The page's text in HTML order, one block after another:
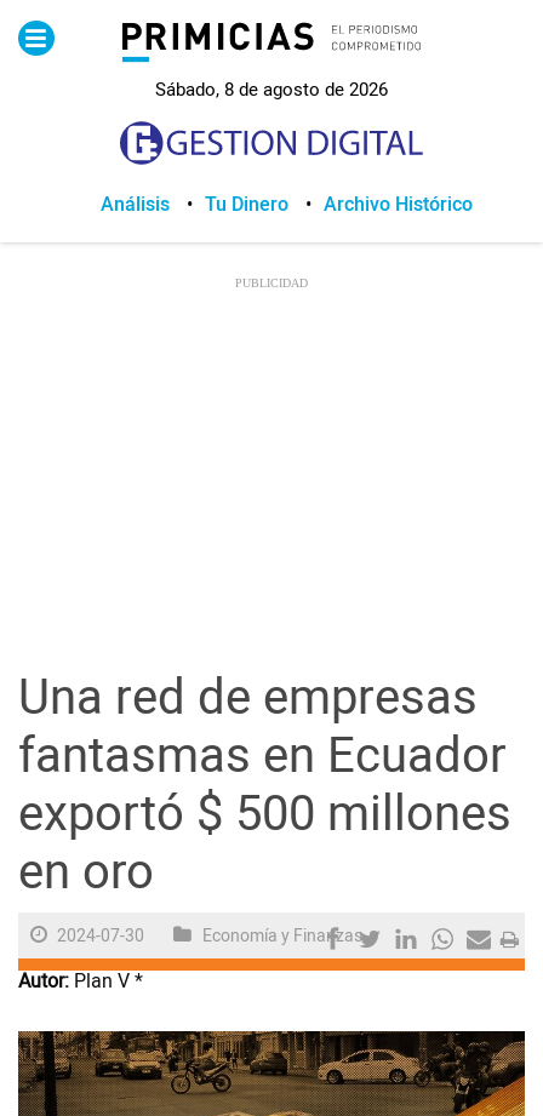
Sábado, 8 de agosto de 2026
Lo Último
Política
Sociedad
Ciencia y Tecnología
Firmas
Internacional
Juegos
Análisis Tu Dinero Archivo Histórico
Una red de empresas
fantasmas en Ecuador
exportó $ 500 millones
en oro
2024-07-30 Economía y Finanzas
Autor: Plan V *